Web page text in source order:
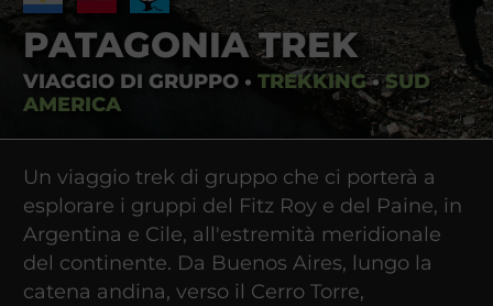
PATAGONIA TREK
VIAGGIO DI GRUPPO• TREKKING•SUD
AMERICA
Un viaggio trek di gruppo che ci porterà a
esplorare i gruppi del Fitz Roy e del Paine, in
Argentina e Cile, all'estremità meridionale
del continente. Da Buenos Aires, lungo la
catena andina, verso il Cerro Torre,